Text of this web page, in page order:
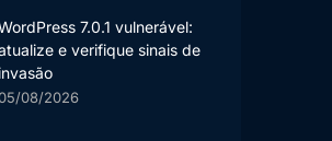
7.0.1 vulnerável:
e verifique sinais de
invasão
08/2026